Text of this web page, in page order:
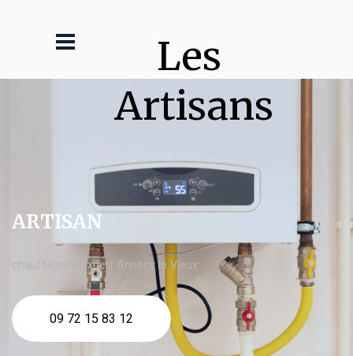
Les
Artisans
ARTISAN
chauffagiste expert Annecy le Vieux
09 72 15 83 12